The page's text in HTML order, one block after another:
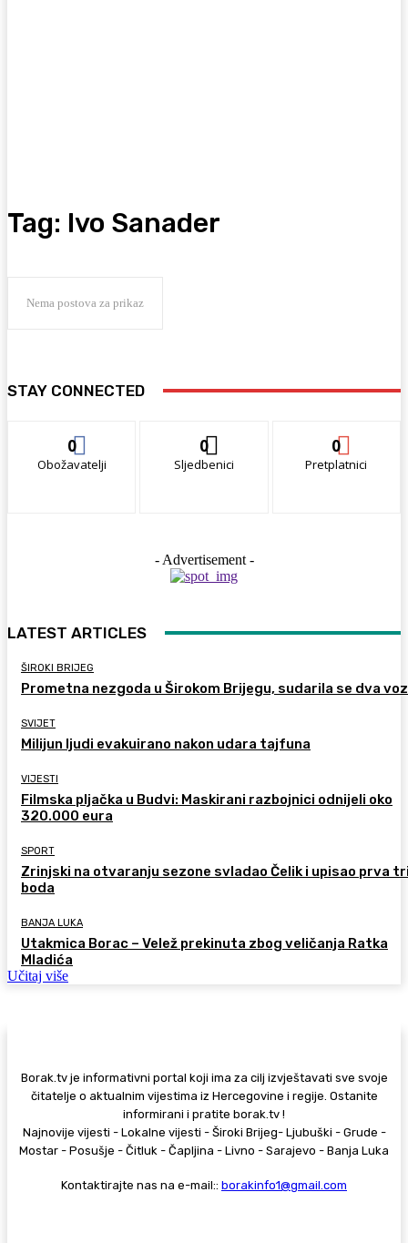
Tag: Ivo Sanader
Nema postova za prikaz
STAY CONNECTED
0
Obožavatelji
0
Sljedbenici
0
Pretplatnici
- Advertisement -
LATEST ARTICLES
ŠIROKI BRIJEG
Prometna nezgoda u Širokom Brijegu, sudarila se dva
SVIJET
Milijun ljudi evakuirano nakon udara tajfuna
VIJESTI
Filmska pljačka u Budvi: Maskirani razbojnici odnijeli oko
320.000 eura
SPORT
Zrinjski na otvaranju sezone svladao Čelik i upisao prva
boda
BANJA LUKA
Utakmica Borac – Velež prekinuta zbog veličanja Ratka
Mladića
Učitaj više
Borak.tv je informativni portal koji ima za cilj izvještavati sve svoje
čitatelje o aktualnim vijestima iz Hercegovine i regije. Ostanite
informirani i pratite borak.tv !
Najnovije vijesti - Lokalne vijesti - Široki Brijeg- Ljubuški - Grude -
Mostar - Posušje - Čitluk - Čapljina - Livno - Sarajevo - Banja Luka
Kontaktirajte nas na e-mail:: borakinfo1@gmail.com